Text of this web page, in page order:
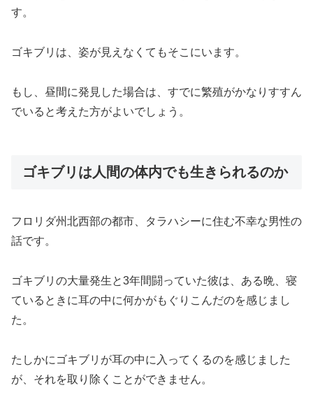
す。
ゴキブリは、姿が見えなくてもそこにいます。
もし、昼間に発見した場合は、すでに繁殖がかなりすすん
でいると考えた方がよいでしょう。
ゴキブリは人間の体内でも生きられるのか
フロリダ州北西部の都市、タラハシーに住む不幸な男性の
話です。
ゴキブリの大量発生と3年間闘っていた彼は、ある晩、寝
ているときに耳の中に何かがもぐりこんだのを感じまし
た。
たしかにゴキブリが耳の中に入ってくるのを感じました
が、それを取り除くことができません。